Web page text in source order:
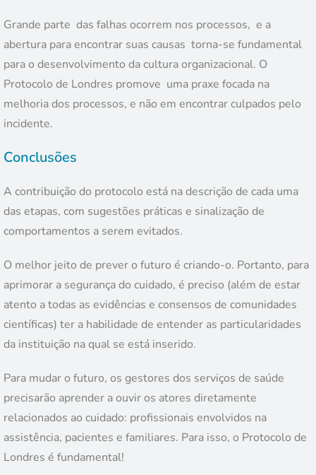
Grande parte das falhas ocorrem nos processos, e a
abertura para encontrar suas causas torna-se fundamental
para o desenvolvimento da cultura organizacional. O
Protocolo de Londres promove uma praxe focada na
melhoria dos processos, e não em encontrar culpados pelo
incidente.
Conclusões
A contribuição do protocolo está na descrição de cada uma
das etapas, com sugestões práticas e sinalização de
comportamentos a serem evitados.
O melhor jeito de prever o futuro é criando-o. Portanto, para
aprimorar a segurança do cuidado, é preciso (além de estar
atento a todas as evidências e consensos de comunidades
científicas) ter a habilidade de entender as particularidades
da instituição na qual se está inserido.
Para mudar o futuro, os gestores dos serviços de saúde
precisarão aprender a ouvir os atores diretamente
relacionados ao cuidado: profissionais envolvidos na
assistência, pacientes e familiares. Para isso, o Protocolo de
Londres é fundamental!